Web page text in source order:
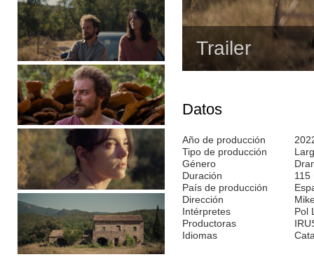
Trailer
Datos
Año de producción
Tipo de producción
Género
Duración
115
País de producción
Dirección
Intérpretes
Pol
Productoras
Idiomas